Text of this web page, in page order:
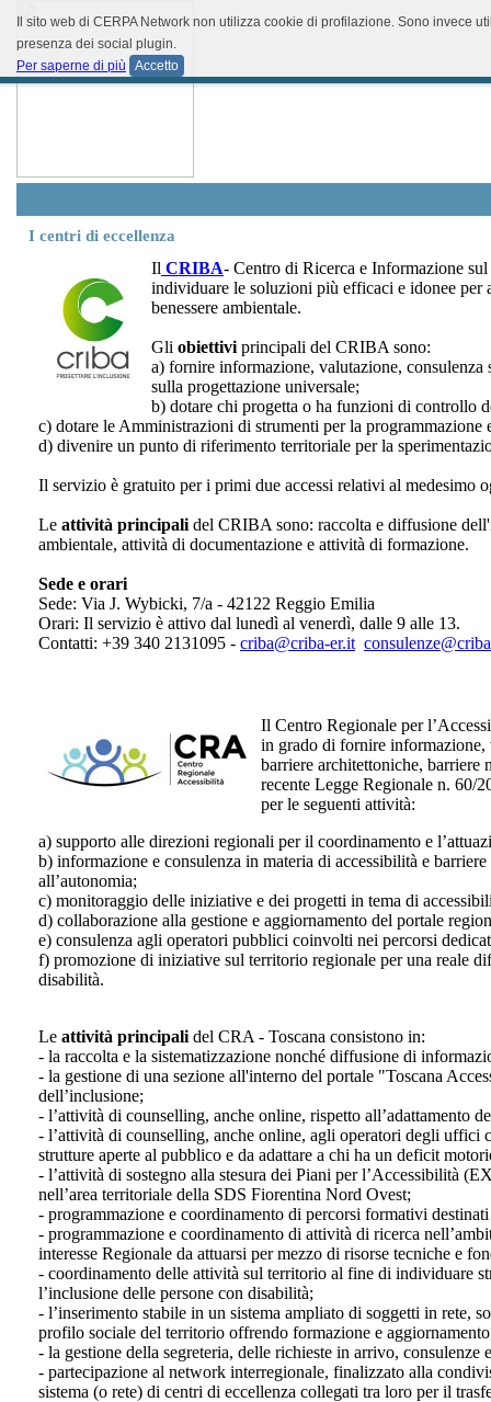
I centri di eccellenza
Il CRIBA- Centro di Ricerca e Informazione
individuare le soluzioni più efficaci e idonee
benessere ambientale.
Gli obiettivi principali del CRIBA sono:
a) fornire informazione, valutazione, consulenza
sulla progettazione universale;
b) dotare chi progetta o ha funzioni di controllo
c) dotare le Amministrazioni di strumenti per la
d) divenire un punto di riferimento territoriale per la
Il servizio è gratuito per i primi due accessi relativi al medesimo
Le attività principali del CRIBA sono: raccolta e diffusione
ambientale, attività di documentazione e attività di formazione.
Sede e orari
Sede: Via J. Wybicki, 7/a - 42122 Reggio Emilia
Orari: Il servizio è attivo dal lunedì al venerdì, dalle 9 alle 13.
Contatti: ‭+39 340 2131095‬ - criba@criba-er.it
Il Centro Regionale per
in grado di fornire informazione,
barriere architettoniche, barriere
recente Legge Regionale n. 60/
per le seguenti attività:
a) supporto alle direzioni regionali per il coordinamento e
b) informazione e consulenza in materia di accessibilità e
all’autonomia;
c) monitoraggio delle iniziative e dei progetti in tema di
d) collaborazione alla gestione e aggiornamento del portale
e) consulenza agli operatori pubblici coinvolti nei percorsi
f) promozione di iniziative sul territorio regionale per una reale
disabilità.
Le attività principali del CRA - Toscana consistono in:
- la raccolta e la sistematizzazione nonché diffusione di
- la gestione di una sezione all'interno del portale "Toscana
dell’inclusione;
- l’attività di counselling, anche online, rispetto all’adattamento
- l’attività di counselling, anche online, agli operatori degli uffici
strutture aperte al pubblico e da adattare a chi ha un deficit
- l’attività di sostegno alla stesura dei Piani per l’Accessibilità
nell’area territoriale della SDS Fiorentina Nord Ovest;
- programmazione e coordinamento di percorsi formativi
- programmazione e coordinamento di attività di ricerca
interesse Regionale da attuarsi per mezzo di risorse tecniche e
- coordinamento delle attività sul territorio al fine di individuare
l’inclusione delle persone con disabilità;
- l’inserimento stabile in un sistema ampliato di soggetti in rete,
profilo sociale del territorio offrendo formazione e
- la gestione della segreteria, delle richieste in arrivo,
- partecipazione al network interregionale, finalizzato alla
sistema (o rete) di centri di eccellenza collegati tra loro per il
Il sito web di CERPA Network non utilizza cookie di profilazione. Sono
presenza dei social plugin.
Per saperne di più
Accetto